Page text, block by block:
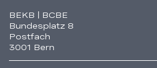
Fusszeile
BEKB | BCBE
Bundesplatz 8
Postfach
3001 Bern